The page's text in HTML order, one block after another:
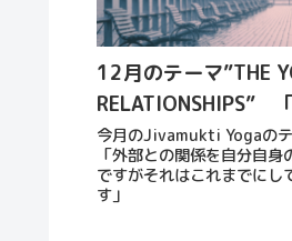
12月のテーマ”THE
RELATIONSHIPS”
今月のJivamukti Yogaのテ
「外部との関係を自分自身
ですがそれはこれまでにし
す」